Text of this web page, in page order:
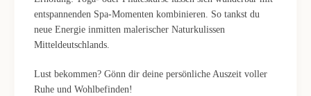
entspannenden Spa-Momenten kombinieren. So tankst du
neue Energie inmitten malerischer Naturkulissen
Mitteldeutschlands.
Lust bekommen? Gönn dir deine persönliche Auszeit voller
Ruhe und Wohlbefinden!